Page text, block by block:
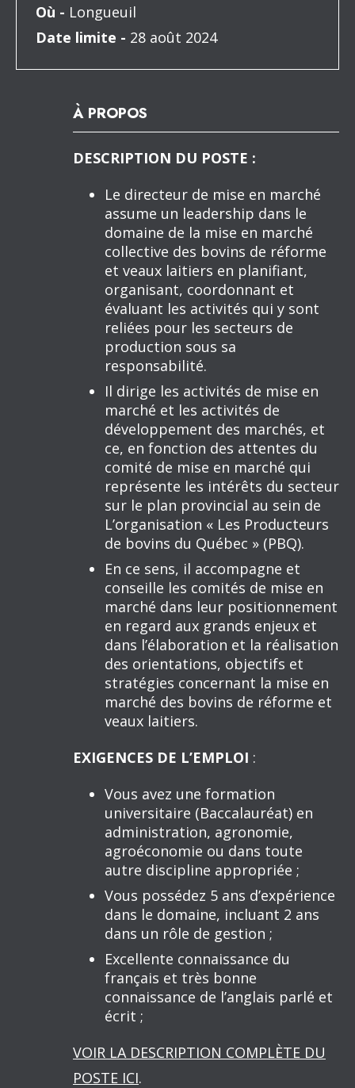
Où - Longueuil
Date limite - 28 août 2024
À PROPOS
DESCRIPTION DU POSTE :
Le directeur de mise en marché
assume un leadership dans le
domaine de la mise en marché
collective des bovins de réforme
et veaux laitiers en planifiant,
organisant, coordonnant et
évaluant les activités qui y sont
reliées pour les secteurs de
production sous sa
responsabilité.
Il dirige les activités de mise en
marché et les activités de
développement des marchés, et
ce, en fonction des attentes du
comité de mise en marché qui
représente les intérêts du secteur
sur le plan provincial au sein de
L’organisation « Les Producteurs
de bovins du Québec » (PBQ).
En ce sens, il accompagne et
conseille les comités de mise en
marché dans leur positionnement
en regard aux grands enjeux et
dans l’élaboration et la réalisation
des orientations, objectifs et
stratégies concernant la mise en
marché des bovins de réforme et
veaux laitiers.
EXIGENCES DE L’EMPLOI :
Vous avez une formation
universitaire (Baccalauréat) en
administration, agronomie,
agroéconomie ou dans toute
autre discipline appropriée ;
Vous possédez 5 ans d’expérience
dans le domaine, incluant 2 ans
dans un rôle de gestion ;
Excellente connaissance du
français et très bonne
connaissance de l’anglais parlé et
écrit ;
VOIR LA DESCRIPTION COMPLÈTE DU
POSTE ICI.